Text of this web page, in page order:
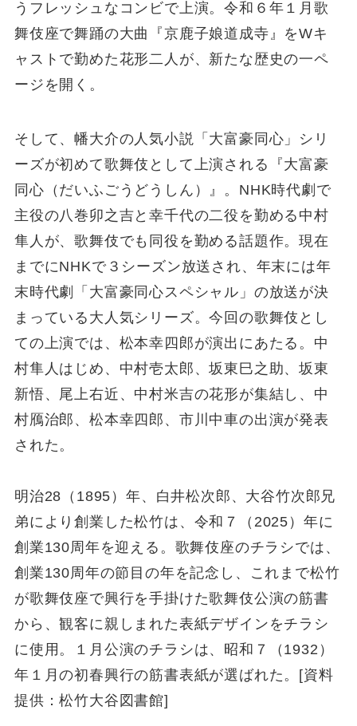
うフレッシュなコンビで上演。令和６年１月歌
舞伎座で舞踊の大曲『京鹿子娘道成寺』をWキ
ャストで勤めた花形二人が、新たな歴史の一ペ
ージを開く。
そして、幡大介の人気小説「大富豪同心」シリ
ーズが初めて歌舞伎として上演される『大富豪
同心（だいふごうどうしん）』。NHK時代劇で
主役の八巻卯之吉と幸千代の二役を勤める中村
隼人が、歌舞伎でも同役を勤める話題作。現在
までにNHKで３シーズン放送され、年末には年
末時代劇「大富豪同心スペシャル」の放送が決
まっている大人気シリーズ。今回の歌舞伎とし
ての上演では、松本幸四郎が演出にあたる。中
村隼人はじめ、中村壱太郎、坂東巳之助、坂東
新悟、尾上右近、中村米吉の花形が集結し、中
村鴈治郎、松本幸四郎、市川中車の出演が発表
された。
明治28（1895）年、白井松次郎、大谷竹次郎兄
弟により創業した松竹は、令和７（2025）年に
創業130周年を迎える。歌舞伎座のチラシでは、
創業130周年の節目の年を記念し、これまで松竹
が歌舞伎座で興行を手掛けた歌舞伎公演の筋書
から、観客に親しまれた表紙デザインをチラシ
に使用。１月公演のチラシは、昭和７（1932）
年１月の初春興行の筋書表紙が選ばれた。[資料
提供：松竹大谷図書館]